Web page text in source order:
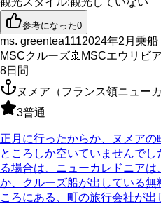
参考になった0
ms. greentea1112024年2月乗
MSCクルーズ🚢 MSCエウリビア
8日間
ヌメア（フランス領ニュー
3普通
正月に行ったからか、ヌメア
ところしか空いていませんで
る場合は、ニューカレドニア
か、クルーズ船が出している
ころにある、町の旅行会社が